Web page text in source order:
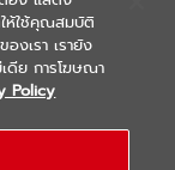
ALL RIGHTS
ให้ใช้คุณสมบัติ
องเรา เรายัง
ดีย การโฆษณา
Policy